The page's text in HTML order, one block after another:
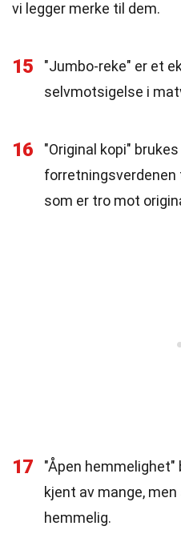
vi legger merke til dem.
15
"Jumbo-reke" er et
selvmotsigelse i
16
"Original kopi"
forretningsverdenen
som er tro mot
17
"Åpen hemmelighet"
kjent av mange,
hemmelig.